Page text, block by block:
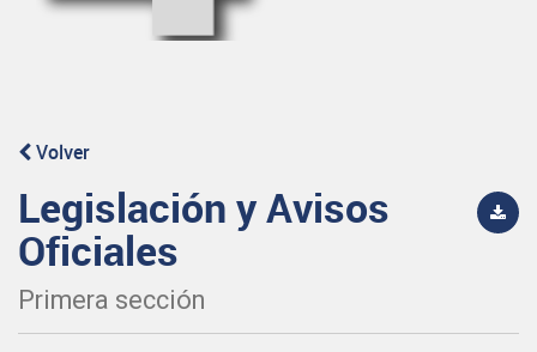
Volver
Legislación y Avisos
Oficiales
Primera sección